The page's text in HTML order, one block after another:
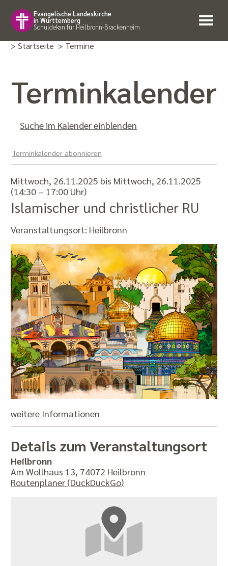
Evangelische Landeskirche
in Württemberg
Schuldekan für Heilbronn-Brackenheim
> Startseite > Termine
Termin­kalender
Suche im Kalender einblenden
Terminkalender abonnieren
Mittwoch, 26.11.2025 bis Mittwoch, 26.11.2025
(14:30 – 17:00 Uhr)
Islamischer und christlicher RU
Veranstaltungsort: Heilbronn
weitere Informationen
Details zum Veranstaltungsort
Heilbronn
Am Wollhaus 13, 74072 Heilbronn
Routenplaner (DuckDuckGo)